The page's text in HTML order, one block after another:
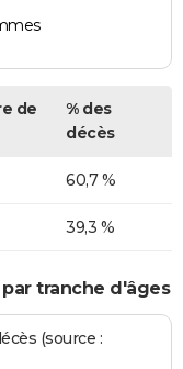
de
% des
décès
60,7 %
39,3 %
par tranche d'âges
(source :